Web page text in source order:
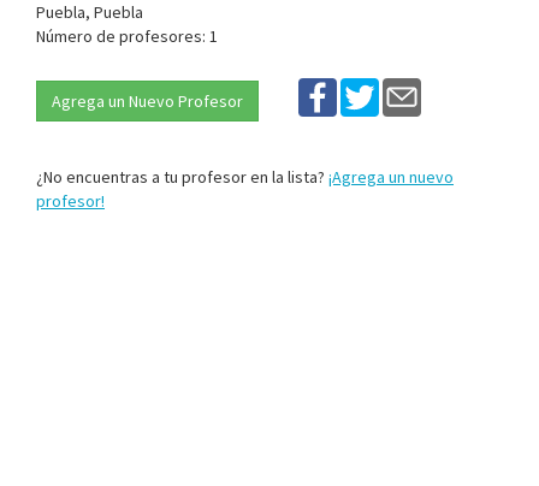
Puebla, Puebla
Número de profesores: 1
Agrega un Nuevo Profesor
¿No encuentras a tu profesor en la lista? ¡Agrega un nuevo
profesor!